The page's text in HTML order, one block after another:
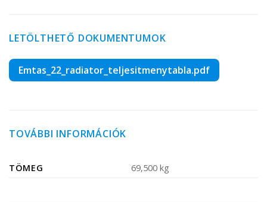
LETÖLTHETŐ DOKUMENTUMOK
Emtas_22_radiator_teljesitmenytabla.pdf
TOVÁBBI INFORMÁCIÓK
TÖMEG 69,500 kg